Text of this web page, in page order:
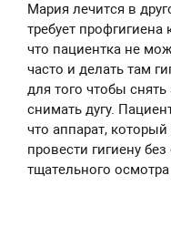
Мария лечится в
требует
что пациентка не
часто и делать там
для того чтобы
снимать дугу.
что аппарат,
провести гигиену
тщательного